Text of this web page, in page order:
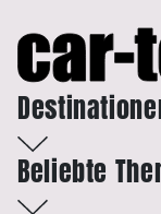
Beliebte